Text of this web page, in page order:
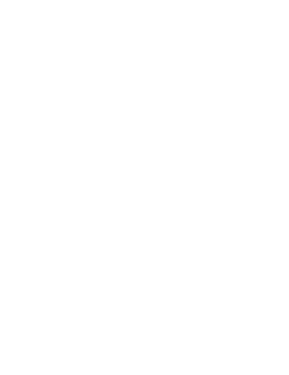
议仲